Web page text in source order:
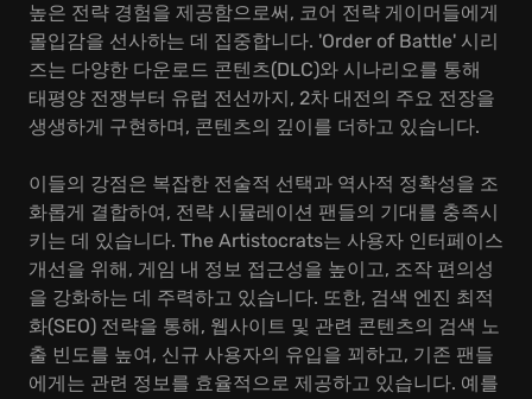
높은 전략 경험을 제공함으로써, 코어 전략 게이머들에게
몰입감을 선사하는 데 집중합니다. 'Order of Battle' 시리
즈는 다양한 다운로드 콘텐츠(DLC)와 시나리오를 통해
태평양 전쟁부터 유럽 전선까지, 2차 대전의 주요 전장을
생생하게 구현하며, 콘텐츠의 깊이를 더하고 있습니다.
이들의 강점은 복잡한 전술적 선택과 역사적 정확성을 조
화롭게 결합하여, 전략 시뮬레이션 팬들의 기대를 충족시
키는 데 있습니다. The Artistocrats는 사용자 인터페이스
개선을 위해, 게임 내 정보 접근성을 높이고, 조작 편의성
을 강화하는 데 주력하고 있습니다. 또한, 검색 엔진 최적
화(SEO) 전략을 통해, 웹사이트 및 관련 콘텐츠의 검색 노
출 빈도를 높여, 신규 사용자의 유입을 꾀하고, 기존 팬들
에게는 관련 정보를 효율적으로 제공하고 있습니다. 예를